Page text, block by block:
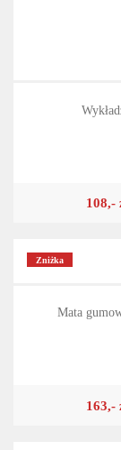
108,-
Zniżka
Mata
163,-